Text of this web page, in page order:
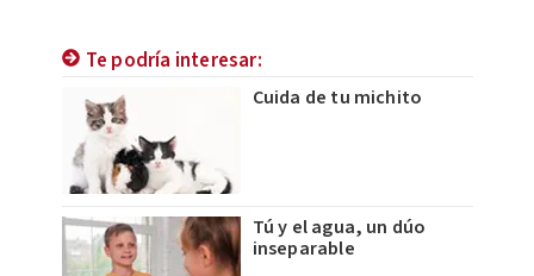
Te podría interesar:
Cuida de tu michito
Tú y el agua, un dúo
inseparable